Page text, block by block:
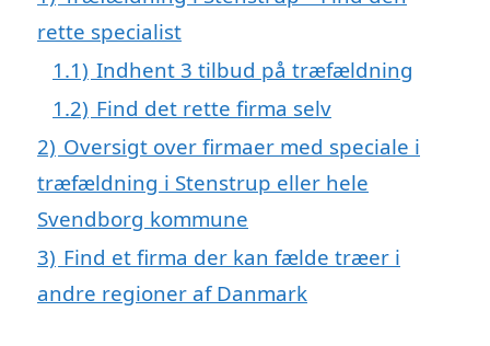
rette specialist
1.1) Indhent 3 tilbud på træfældning
1.2) Find det rette firma selv
2) Oversigt over firmaer med speciale i
træfældning i Stenstrup eller hele
Svendborg kommune
3) Find et firma der kan fælde træer i
andre regioner af Danmark